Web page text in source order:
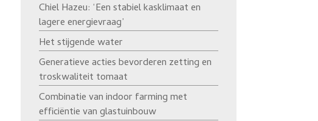
Chiel Hazeu: ‘Een stabiel kasklimaat en
lagere energievraag’
Het stijgende water
Generatieve acties bevorderen zetting en
troskwaliteit tomaat
Combinatie van indoor farming met
efficiëntie van glastuinbouw